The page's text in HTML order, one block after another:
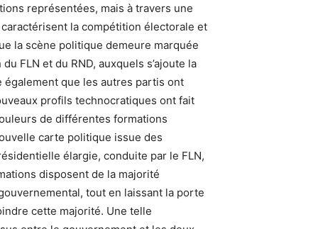
représentées, mais à travers une
la compétition électorale et
la scène politique demeure marquée
FLN et du RND, auxquels s’ajoute la
également que les autres partis ont
profils technocratiques ont fait
de différentes formations
carte politique issue des
élargie, conduite par le FLN,
disposent de la majorité
tout en laissant la porte
cette majorité. Une telle